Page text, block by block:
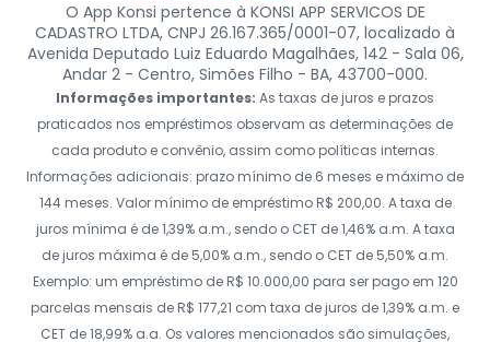
O App Konsi pertence à KONSI APP SERVICOS DE
CADASTRO LTDA, CNPJ 26.167.365/0001-07, localizado à
Avenida Deputado Luiz Eduardo Magalhães, 142 - Sala 06,
Andar 2 - Centro, Simões Filho - BA, 43700-000.
Informações importantes: As taxas de juros e prazos
praticados nos empréstimos observam as determinações de
cada produto e convênio, assim como políticas internas.
Informações adicionais: prazo mínimo de 6 meses e máximo de
144 meses. Valor mínimo de empréstimo R$ 200,00. A taxa de
juros mínima é de 1,39% a.m., sendo o CET de 1,46% a.m. A taxa
de juros máxima é de 5,00% a.m., sendo o CET de 5,50% a.m.
Exemplo: um empréstimo de R$ 10.000,00 para ser pago em 120
parcelas mensais de R$ 177,21 com taxa de juros de 1,39% a.m. e
CET de 18,99% a.a. Os valores mencionados são simulações,